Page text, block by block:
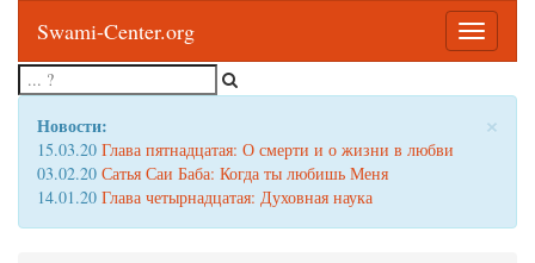
Toggle
Swami-Center.org
×
Новости:
15.03.20 Глава пятнадцатая: О смерти и о жизни в любви
03.02.20 Сатья Саи Баба: Когда ты любишь Меня
14.01.20 Глава четырнадцатая: Духовная наука